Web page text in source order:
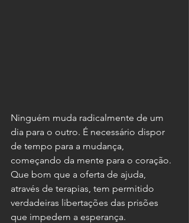
Ninguém muda radicalmente de um
dia para o outro. É necessário dispor
de tempo para a mudança,
começando da mente para o coração.
Que bom que a oferta de ajuda,
através de terapias, tem permitido
verdadeiras libertações das prisões
que impedem a esperança.